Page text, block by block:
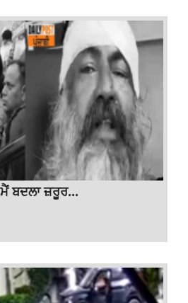
ਬਦਲਾ ਜ਼ਰੂਰ...